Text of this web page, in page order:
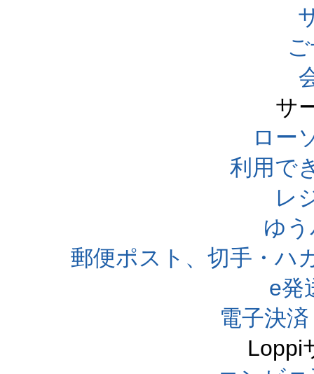
サ
ロー
利用で
レ
ゆ
郵便ポスト、切手・ハ
e発
電子決
Loppi